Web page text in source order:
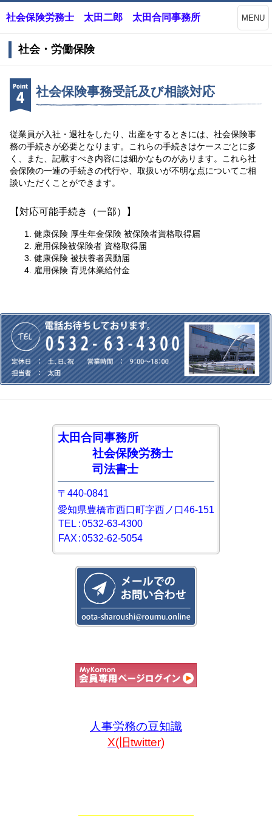
社会保険労務士 太田二郎 太田合同事務所 MENU
社会・労働保険
社会保険事務受託及び相談対応
従業員が入社・退社をしたり、出産をするときには、社会保険事
務の手続きが必要となります。これらの手続きはケースごとに多
く、また、記載すべき内容には細かなものがあります。これら社
会保険の一連の手続きの代行や、取扱いが不明な点についてご相
談いただくことができます。
【対応可能手続き（一部）】
健康保険 厚生年金保険 被保険者資格取得届
雇用保険被保険者 資格取得届
健康保険 被扶養者異動届
雇用保険 育児休業給付金
太田合同事務所
社会保険労務士
司法書士
〒440-0841
愛知県豊橋市西口町字西ノ口46-151
TEL :0532-63-4300
FAX :0532-62-5054
人事労務の豆知識
X(旧twitter)